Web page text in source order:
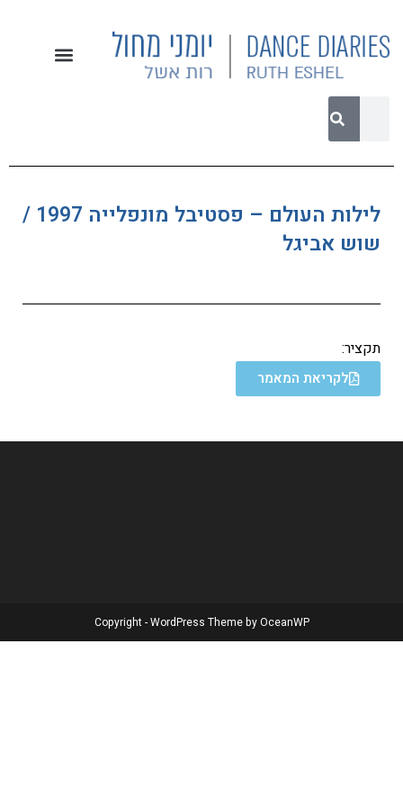
לילות העולם – פסטיבל מונפלייה 1997 /
שוש אביגל
תקציר:
לקריאת המאמר
Copyright - WordPress Theme by OceanWP